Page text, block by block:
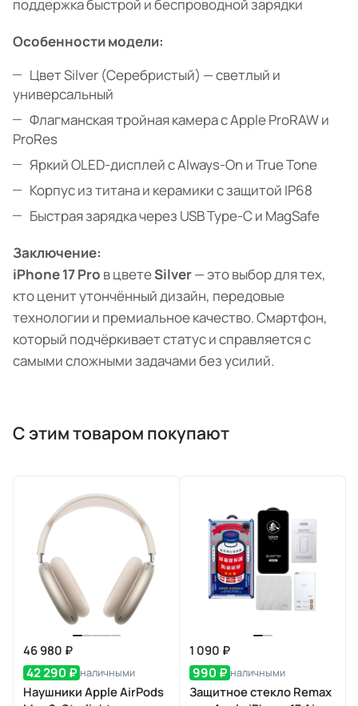
поддержка быстрой и беспроводной зарядки
Особенности модели:
Цвет Silver (Серебристый) — светлый и
универсальный
Флагманская тройная камера с Apple ProRAW и
ProRes
Яркий OLED-дисплей с Always-On и True Tone
Корпус из титана и керамики с защитой IP68
Быстрая зарядка через USB Type-C и MagSafe
Заключение:
iPhone 17 Pro в цветеSilver— это выбор для тех,
кто ценит утончённый дизайн, передовые
технологии и премиальное качество. Смартфон,
который подчёркивает статус и справляется с
самыми сложными задачами без усилий.
С этим товаром покупают
46 980 ₽
42 290 ₽ наличными
Наушники Apple AirPods
1 090 ₽
990 ₽ наличными
Защитное стекло Remax